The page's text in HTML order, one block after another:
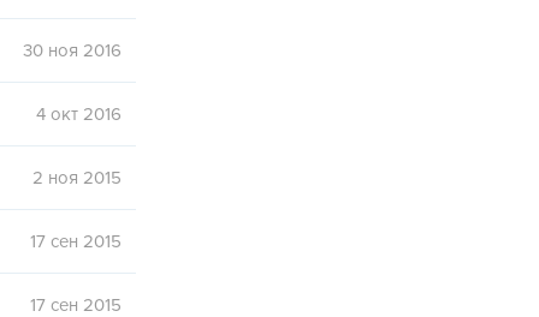
30 ноя 2016
4 окт 2016
2 ноя 2015
17 сен 2015
17 сен 2015